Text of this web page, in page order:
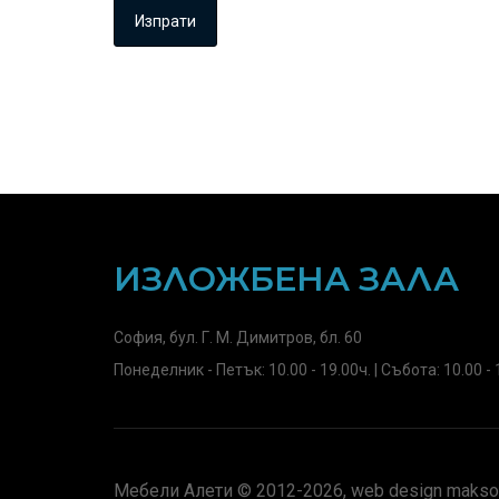
ИЗЛОЖБЕНА ЗАЛА
София, бул. Г. М. Димитров, бл. 60
Понеделник - Петък: 10.00 - 19.00ч. | Събота: 10.00 -
Мебели Алети © 2012-2026, web design